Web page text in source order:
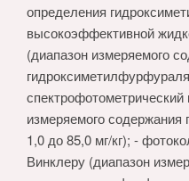
определения
высокоэффективной
(диапазон измеряемого
измеряемого
1,0 до 85,0 мг/кг); -
Винклеру (диапазон